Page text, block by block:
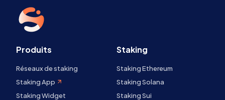
Produits
Réseaux de staking
Staking App
Staking Widget
Staking
Staking Ethereum
Staking Solana
Staking Sui